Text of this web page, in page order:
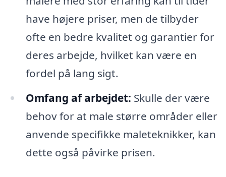
have højere priser, men de tilbyder
ofte en bedre kvalitet og garantier for
deres arbejde, hvilket kan være en
fordel på lang sigt.
Omfang af arbejdet: Skulle der være
behov for at male større områder eller
anvende specifikke maleteknikker, kan
dette også påvirke prisen.